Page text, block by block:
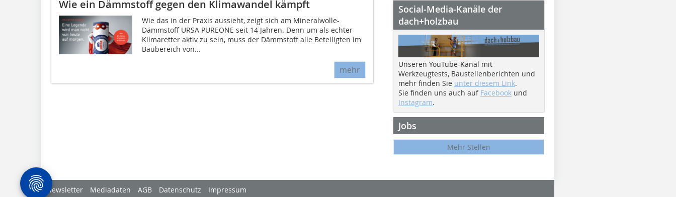
Wie ein Dämmstoff gegen den Klimawandel kämpft
Wie das in der Praxis aussieht, zeigt sich am Mineralwolle-
Dämmstoff URSA PUREONE seit 14 Jahren. Denn um als echter
Klimaretter aktiv zu sein, muss der Dämmstoff alle Beteiligten im
Baubereich von...
mehr
Social-Media-Kanäle der
dach+holzbau
Unseren YouTube-Kanal mit
Werkzeugtests, Baustellenberichten und
mehr finden Sie unter diesem Link.
Sie finden uns auch auf Facebook und
Instagram.
Jobs
Mehr Stellen
Newsletter Mediadaten AGB Datenschutz Impressum